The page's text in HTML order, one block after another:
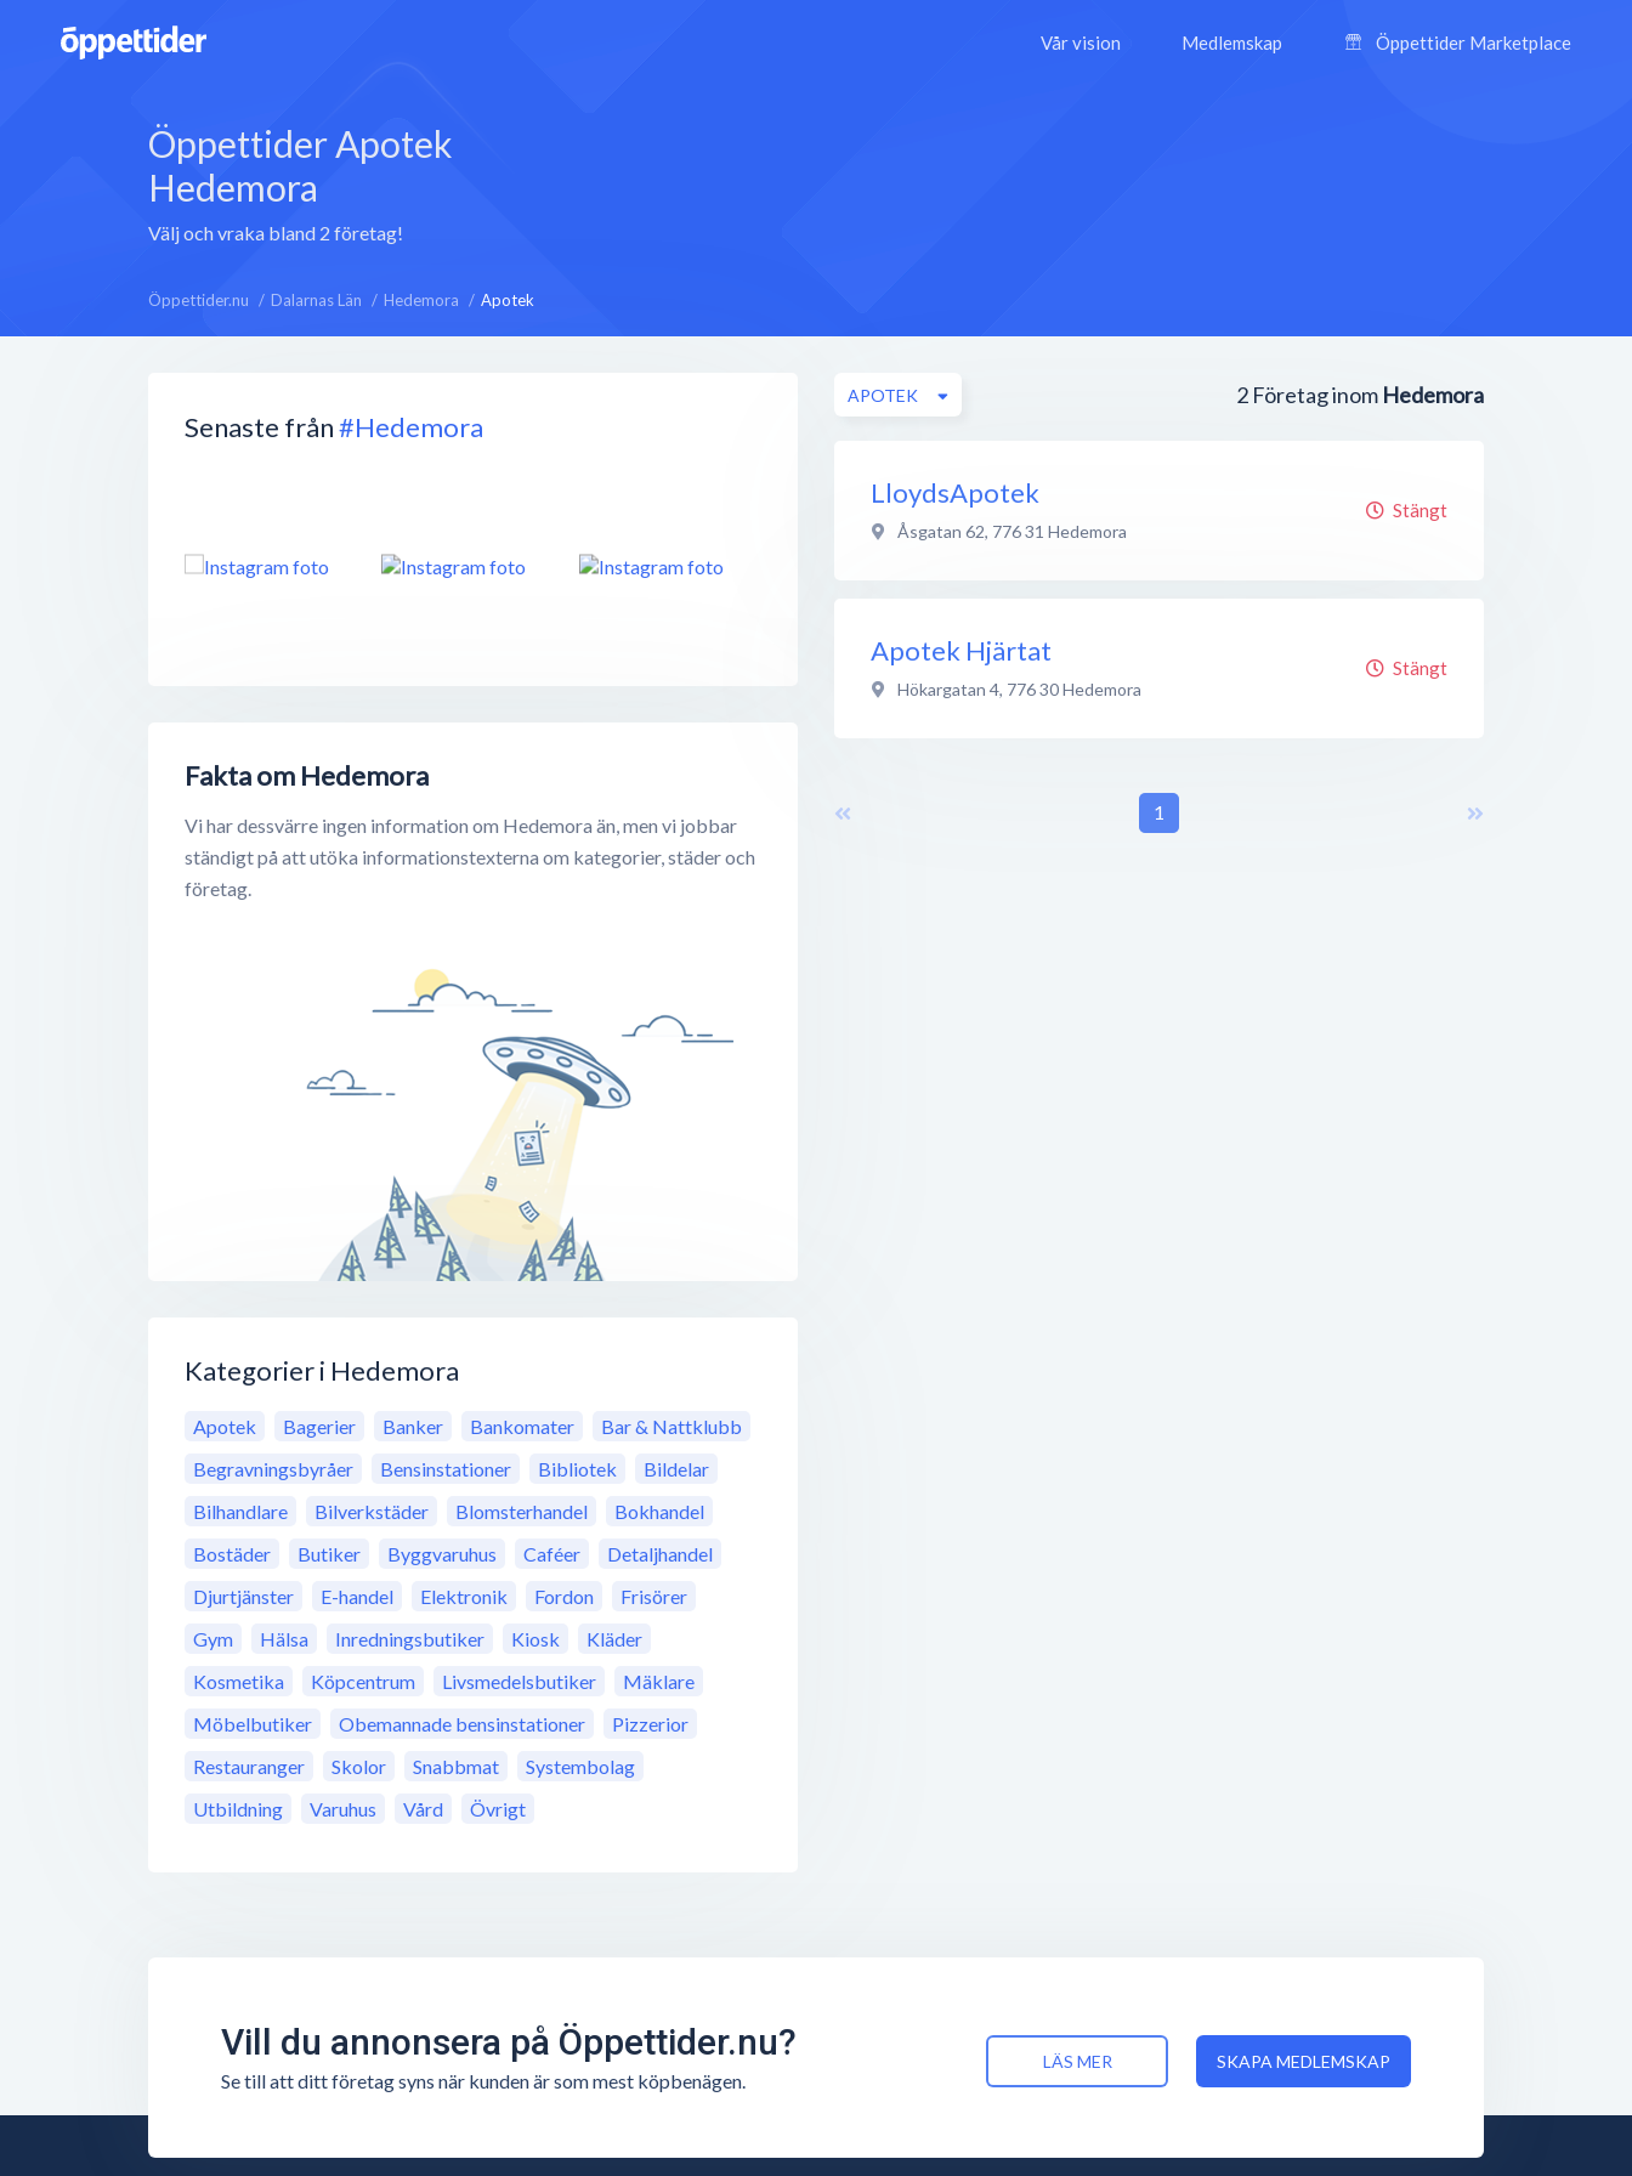
Vår vision Medlemskap Öppettider Marketplace
Öppettider Apotek
Hedemora
Välj och vraka bland 2 företag!
Öppettider.nu Dalarnas Län Hedemora Apotek
Senaste från#Hedemora
Fakta om Hedemora
Vi har dessvärre ingen information om Hedemora än, men vi jobbar
ständigt på att utöka informationstexterna om kategorier, städer och
företag.
Kategorier i Hedemora
Apotek Bagerier Banker Bankomater
Bar & Nattklubb
Begravningsbyråer
Bensinstationer Bibliotek
Bildelar
Bilhandlare
Bilverkstäder Blomsterhandel
Bokhandel
Bostäder
Butiker Byggvaruhus Caféer
Detaljhandel
Djurtjänster
E-handel Elektronik Fordon
Frisörer
Gym
Hälsa Inredningsbutiker Kiosk
Kläder
Kosmetika
Köpcentrum Livsmedelsbutiker
Mäklare
Möbelbutiker
Obemannade bensinstationer
Pizzerior
Restauranger
Skolor Snabbmat
Systembolag
Utbildning
Varuhus Vård Övrigt
2 Företag inom Hedemora
APOTEK
LloydsApotek
Åsgatan 62, 776 31 Hedemora
Stängt
Apotek Hjärtat
Hökargatan 4, 776 30Hedemora
Stängt
1
Vill du annonsera på Öppettider.nu?
Se till att ditt företag syns när kunden är som mest köpbenägen.
LÄS MER SKAPA MEDLEMSKAP